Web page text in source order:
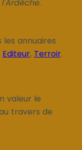
les annuaires
Editeur, Terroir.
valeur le
travers de